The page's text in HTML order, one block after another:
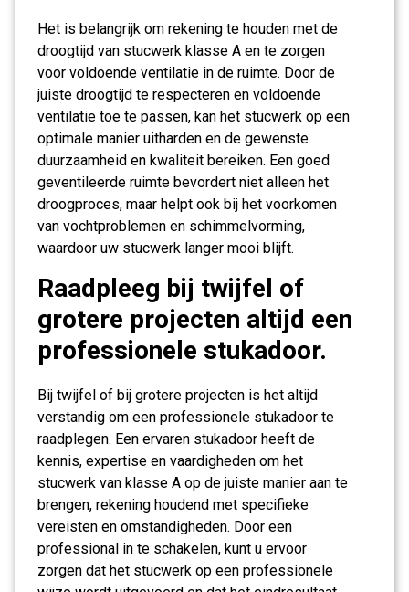
Het is belangrijk om rekening te houden met de
droogtijd van stucwerk klasse A en te zorgen
voor voldoende ventilatie in de ruimte. Door de
juiste droogtijd te respecteren en voldoende
ventilatie toe te passen, kan het stucwerk op een
optimale manier uitharden en de gewenste
duurzaamheid en kwaliteit bereiken. Een goed
geventileerde ruimte bevordert niet alleen het
droogproces, maar helpt ook bij het voorkomen
van vochtproblemen en schimmelvorming,
waardoor uw stucwerk langer mooi blijft.
Raadpleeg bij twijfel of
grotere projecten altijd een
professionele stukadoor.
Bij twijfel of bij grotere projecten is het altijd
verstandig om een professionele stukadoor te
raadplegen. Een ervaren stukadoor heeft de
kennis, expertise en vaardigheden om het
stucwerk van klasse A op de juiste manier aan te
brengen, rekening houdend met specifieke
vereisten en omstandigheden. Door een
professional in te schakelen, kunt u ervoor
zorgen dat het stucwerk op een professionele